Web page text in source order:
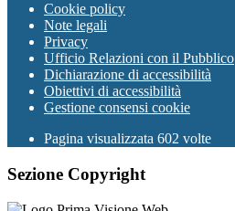
Cookie policy
Note legali
Privacy
Ufficio Relazioni con il Pubblico
Dichiarazione di accessibilità
Obiettivi di accessibilità
Gestione consensi cookie
Pagina visualizzata 602 volte
Sezione Copyright